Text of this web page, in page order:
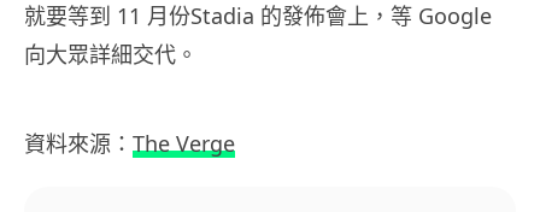
就要等到 11 月份Stadia 的發佈會上，等 Google
向大眾詳細交代。
資料來源： The Verge